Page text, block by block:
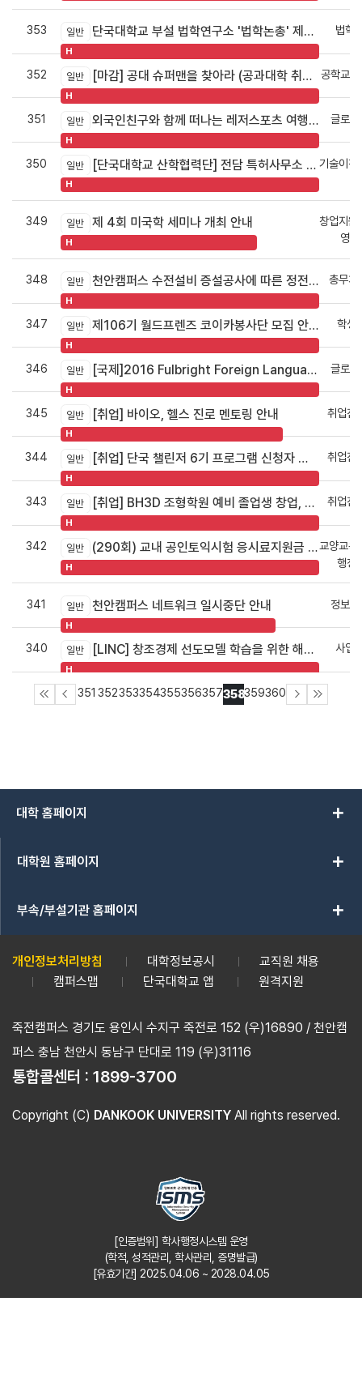
353 일반 단국대학교 부설 법학연구소 '법학논총' 제39권 제3호 원고모집 안내
H
법학
352 일반 [마감] 공대 슈퍼맨을 찾아라 (공과대학 취업교육)
H
공학교
351 일반 외국인친구와 함께 떠나는 레저스포츠 여행이벤트
H
글로
350 일반 [단국대학교 산학협력단] 전담 특허사무소 모집공고
H
기술이전
349 일반 제 4회 미국학 세미나 개최 안내
H
창업지원
영
348 일반 천안캠퍼스 수전설비 증설공사에 따른 정전안내
H
총무처
347 일반 제106기 월드프렌즈 코이카봉사단 모집 안내
H
학생
346 일반 [국제]2016 Fulbright Foreign Language Teaching Assistantship 장학프로그램 안내
H
글로
345 일반 [취업] 바이오, 헬스 진로 멘토링 안내
H
취업진
344 일반 [취업] 단국 챌린저 6기 프로그램 신청자 모집 안내 (미취업 졸업자 대상)
H
취업진
343 일반 [취업] BH3D 조형학원 예비 졸업생 창업, 취업 특별반 운영
H
취업진
342 일반 (290회) 교내 공인토익시험 응시료지원금 신청 안내
H
교양교육
행정
341 일반 천안캠퍼스 네트워크 일시중단 안내
H
정보
340 일반 [LINC] 창조경제 선도모델 학습을 위한 해외(미국, 캐나다) 선진산업 연수단 모집
H
사업
351 352353354355356357358359360
대학 홈페이지 add
대학원 홈페이지 add
부속/부설기관 홈페이지 add
개인정보처리방침 대학정보공시
교직원 채용
캠퍼스맵
단국대학교 앱 원격지원
죽전캠퍼스 경기도 용인시 수지구 죽전로 152 (우)16890 / 천안캠
퍼스 충남 천안시 동남구 단대로 119 (우)31116
통합콜센터 : 1899-3700
Copyright (C) DANKOOK UNIVERSITY All rights reserved.
[인증범위] 학사행정시스템 운영
(학적, 성적관리, 학사관리, 증명발급)
[유효기간] 2025.04.06 ~ 2028.04.05